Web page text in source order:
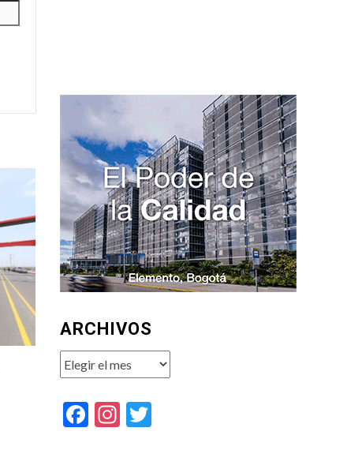
ARCHIVOS
Archivos
Facebook
Instagram
Twitter